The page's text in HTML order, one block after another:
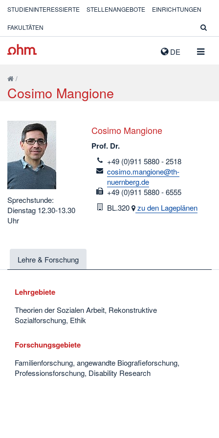
DE
STUDIENINTERESSIERTE STELLENANGEBOTE EINRICHTUNGEN
FAKULTÄTEN
/
Cosimo Mangione
Sprechstunde:
Dienstag 12.30-13.30
Uhr
Cosimo Mangione
Prof. Dr.
telefon
+49 (0)911 5880 - 2518
email
cosimo.mangione@th-
nuernberg.de
fax
+49 (0)911 5880 - 6555
Raum
BL.320 zu den Lageplänen
Lehre & Forschung
Lehrgebiete
Theorien der Sozialen Arbeit, Rekonstruktive
Sozialforschung, Ethik
Forschungsgebiete
Familienforschung, angewandte Biografieforschung,
Professionsforschung, Disability Research